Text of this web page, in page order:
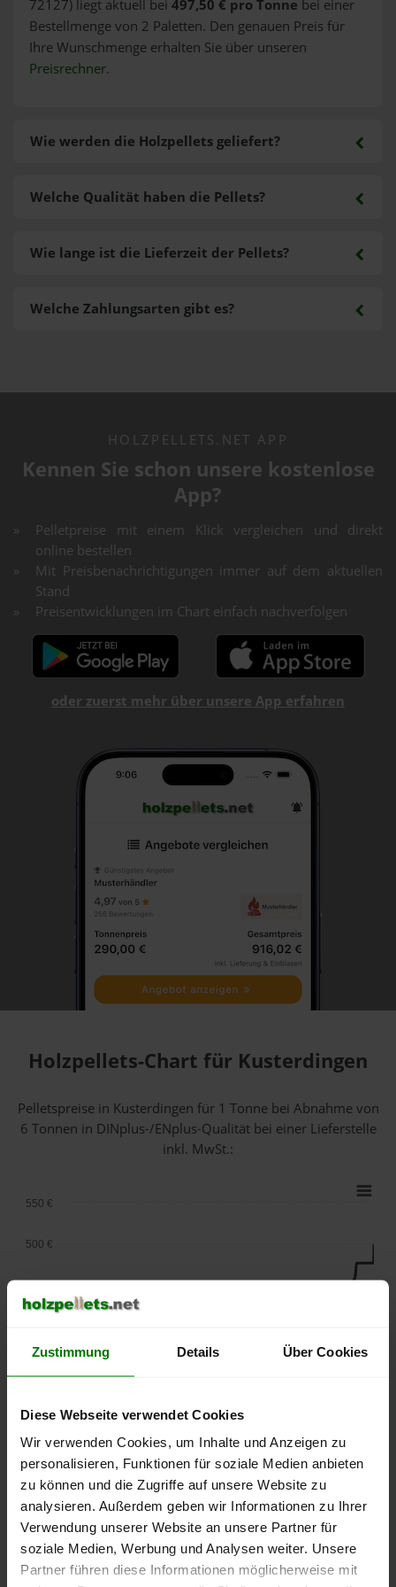
Zustimmung Details Über Cookies
Diese Webseite verwendet Cookies
Wir verwenden Cookies, um Inhalte und Anzeigen zu
personalisieren, Funktionen für soziale Medien anbieten
zu können und die Zugriffe auf unsere Website zu
analysieren. Außerdem geben wir Informationen zu Ihrer
Verwendung unserer Website an unsere Partner für
soziale Medien, Werbung und Analysen weiter. Unsere
Partner führen diese Informationen möglicherweise mit
72127) liegt aktuell bei 497,50 € pro Tonne bei einer
Bestellmenge von 2 Paletten. Den genauen Preis für
Ihre Wunschmenge erhalten Sie über unseren
Preisrechner.
Wie werden die Holzpellets geliefert?
Welche Zahlungsarten gibt es?
Welche Qualität haben die Pellets?
Wie lange ist die Lieferzeit der Pellets?
HOLZPELLETS.NET APP
Kennen Sie schon unsere kostenlose
App?
Pelletpreise mit einem Klick vergleichen und direkt
online bestellen
Mit Preisbenachrichtigungen immer auf dem aktuellen
Stand
Preisentwicklungen im Chart einfach nachverfolgen
oder zuerst mehr über unsere App erfahren
Holzpellets-Chart für Kusterdingen
Pelletspreise in Kusterdingen für 1 Tonne bei Abnahmevon
6 Tonnen in DINplus-/ENplus-Qualität bei einer Lieferstelle
inkl. MwSt.:
lose Ware Sackware
September
Januar
Mai
250 €
500 €
550 €
Die aktuelle Preisentwicklung für Holzpellets in Deutschland
können Sie jederzeit auf unsererPelletspreise-Seite
nachvollziehen.